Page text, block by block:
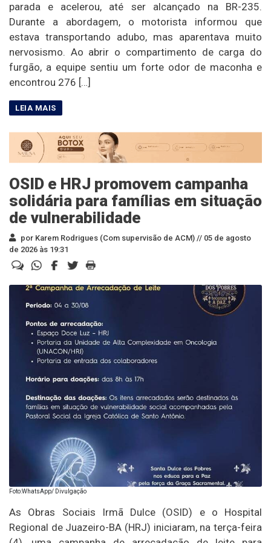
parada e acelerou, até ser alcançado na BR-235.
Durante a abordagem, o motorista informou que
estava transportando adubo, mas aparentava muito
nervosismo. Ao abrir o compartimento de carga do
furgão, a equipe sentiu um forte odor de maconha e
encontrou 276 […]
OSID e HRJ promovem campanha
solidária para famílias em situação
de vulnerabilidade
por Karem Rodrigues (Com supervisão de ACM) // 05 de agosto
de 2026 às 19:31
Foto:WhatsApp/ Divulgação
As Obras Sociais Irmã Dulce (OSID) e o Hospital
Regional de Juazeiro-BA (HRJ) iniciaram, na terça-feira